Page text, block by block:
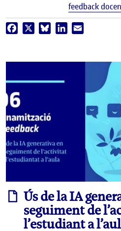
feedback
Facebook BlueskyLinkedIn
informe
Ús de la IA
seguiment de
l’estudiant a